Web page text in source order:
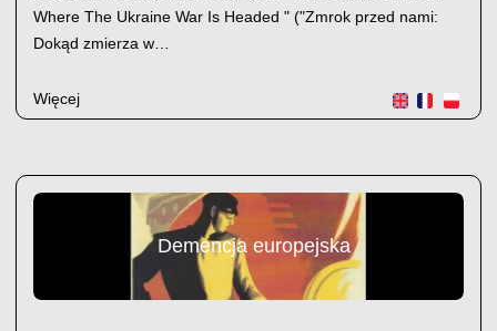
Where The Ukraine War Is Headed " ("Zmrok przed nami:
Dokąd zmierza w…
Więcej
Demencja europejska